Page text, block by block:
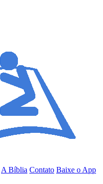
A Bíblia Contato Baixe o App